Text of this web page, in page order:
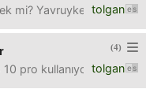
tolgan
mi? Yavruyken
(4)
tolgan
pro kullanıyorum